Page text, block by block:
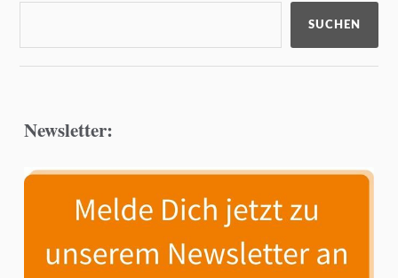
SUCHEN
Newsletter: